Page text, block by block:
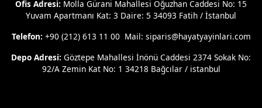
Ofis Adresi: Molla Gürani Mahallesi Oğuzhan Caddesi No: 15
Yuvam Apartmanı Kat: 3 Daire: 5 34093 Fatih / İstanbul
Telefon: +90 (212) 613 11 00 Mail: siparis@hayatyayinlari.com
Depo Adresi: Göztepe Mahallesi İnönü Caddesi 2374 Sokak No:
92/A Zemin Kat No: 1 34218 Bağcılar / istanbul